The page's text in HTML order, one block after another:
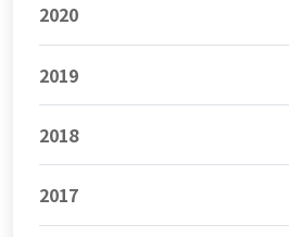
2020
2019
2018
2017